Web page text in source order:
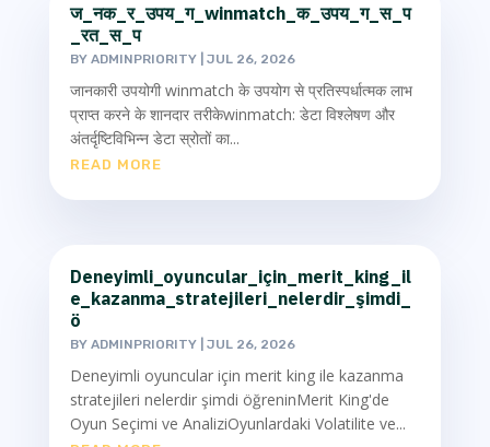
ज_नक_र_उपय_ग_winmatch_क_उपय_ग_स_प
_रत_स_प
BY ADMINPRIORITY| JUL 26, 2026
जानकारी उपयोगी winmatch के उपयोग से प्रतिस्पर्धात्मक लाभ
प्राप्त करने के शानदार तरीकेwinmatch: डेटा विश्लेषण और
अंतर्दृष्टिविभिन्न डेटा स्रोतों का...
READ MORE
Deneyimli_oyuncular_için_merit_king_il
e_kazanma_stratejileri_nelerdir_şimdi_
ö
BY ADMINPRIORITY| JUL 26, 2026
Deneyimli oyuncular için merit king ile kazanma
stratejileri nelerdir şimdi öğreninMerit King'de
Oyun Seçimi ve AnaliziOyunlardaki Volatilite ve...